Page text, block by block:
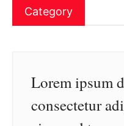
Category
Lorem ipsum
consectetur